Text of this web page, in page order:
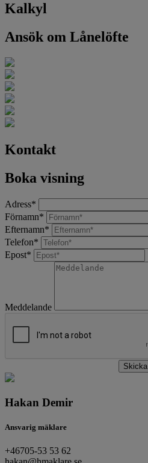
Kalkyl
Ansök om Lånelöfte
Kontakt
Boka visning
Adress*
Förnamn*
Efternamn*
Telefon*
Epost*
Meddelande
Skicka
Hakan Demir
Ansvarig mäklare
+46705-53 53 62